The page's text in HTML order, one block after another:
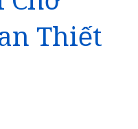
Thiết